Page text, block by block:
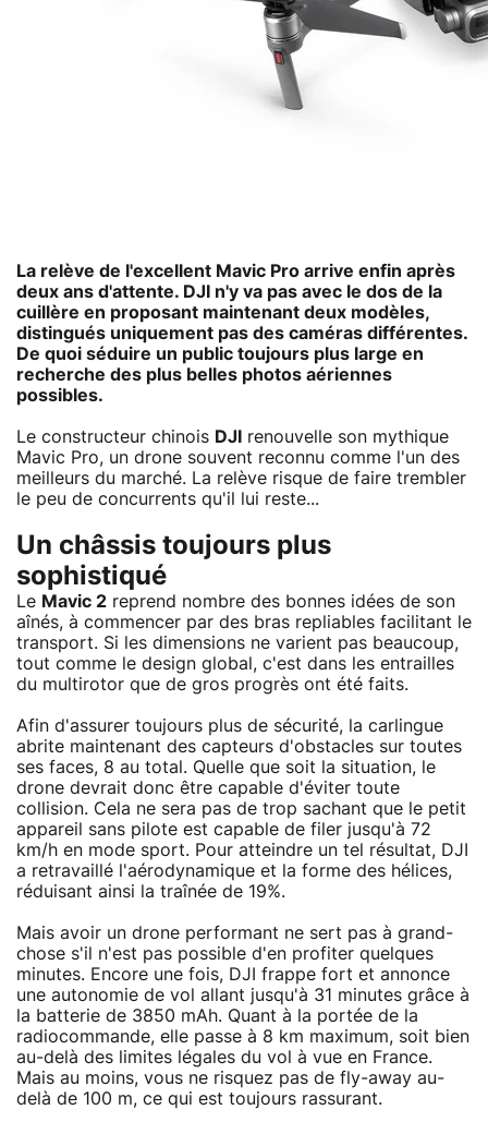
La relève de l'excellent Mavic Pro arrive enfin après
deux ans d'attente. DJI n'y va pas avec le dos de la
cuillère en proposant maintenant deux modèles,
distingués uniquement pas des caméras différentes.
De quoi séduire un public toujours plus large en
recherche des plus belles photos aériennes
possibles.
Le constructeur chinois DJI
renouvelle son mythique
Mavic Pro, un drone souvent reconnu comme l'un des
meilleurs du marché. La relève risque de faire trembler
le peu de concurrents qu'il lui reste...
Un châssis toujours plus
sophistiqué
Le Mavic 2 reprend nombre des bonnes idées de son
aînés, à commencer par des bras repliables facilitant le
transport. Si les dimensions ne varient pas beaucoup,
tout comme le design global, c'est dans les entrailles
du multirotor que de gros progrès ont été faits.
Afin d'assurer toujours plus de sécurité, la carlingue
abrite maintenant des capteurs d'obstacles sur toutes
ses faces, 8 au total. Quelle que soit la situation, le
drone devrait donc être capable d'éviter toute
collision. Cela ne sera pas de trop sachant que le petit
appareil sans pilote est capable de filer jusqu'à 72
km/h en mode sport. Pour atteindre un tel résultat, DJI
a retravaillé l'aérodynamique et la forme des hélices,
réduisant ainsi la traînée de 19%.
Mais avoir un drone performant ne sert pas à grand-
chose s'il n'est pas possible d'en profiter quelques
minutes. Encore une fois, DJI frappe fort et annonce
une autonomie de vol allant jusqu'à 31 minutes grâce à
la batterie de 3850 mAh. Quant à la portée de la
radiocommande, elle passe à 8 km maximum, soit bien
au-delà des limites légales du vol à vue en France.
Mais au moins, vous ne risquez pas de fly-away au-
delà de 100 m, ce qui est toujours rassurant.